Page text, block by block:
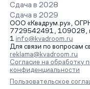
Сдача в 2028
Сдача в 2029
ООО «Квадрум.ру»,
7729542491, 109028, г.
1 info@kvadroom.ru
Для связи по вопросам
reklama@kvadroom.ru
Согласие на обработку
конфиденциальности
Пользовательское